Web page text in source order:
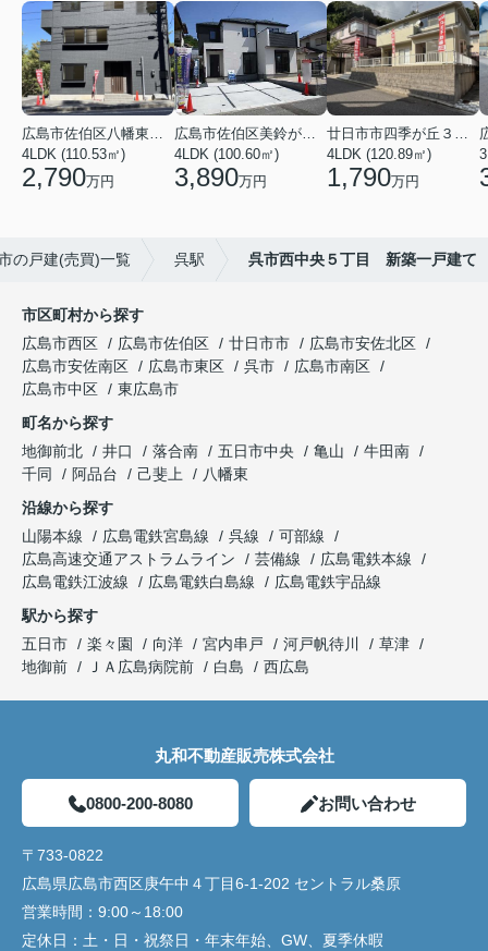
広島市佐伯区八幡東４丁目
4LDK (110.53㎡)
2,790万円
広島市佐伯区美鈴が丘西４丁目
4LDK (100.60㎡)
3,890万円
廿日市市四季が丘３丁目
4LDK (120.89㎡)
1,790万円
の戸建(売買)一覧 呉駅 呉市西中央５丁目 新築一戸建て
市区町村から探す
広島市西区
広島市佐伯区 廿日市市
広島市安佐北区
広島市安佐南区
広島市東区 呉市
広島市南区
広島市中区
東広島市
町名から探す
地御前北
井口 落合南 五日市中央 亀山
牛田南
千同
阿品台 己斐上
八幡東
沿線から探す
山陽本線
広島電鉄宮島線 呉線
可部線
広島高速交通アストラムライン
芸備線
広島電鉄本線
広島電鉄江波線
広島電鉄白島線
広島電鉄宇品線
駅から探す
五日市
楽々園 向洋 宮内串戸 河戸帆待川
草津
地御前
ＪＡ広島病院前 白島 西広島
丸和不動産販売株式会社
0800-200-8080 お問い合わせ
〒733-0822
広島県広島市西区庚午中４丁目6-1-202 セントラル桑原
営業時間： 9:00～18:00
定休日： 土・日・祝祭日・年末年始、GW、夏季休暇